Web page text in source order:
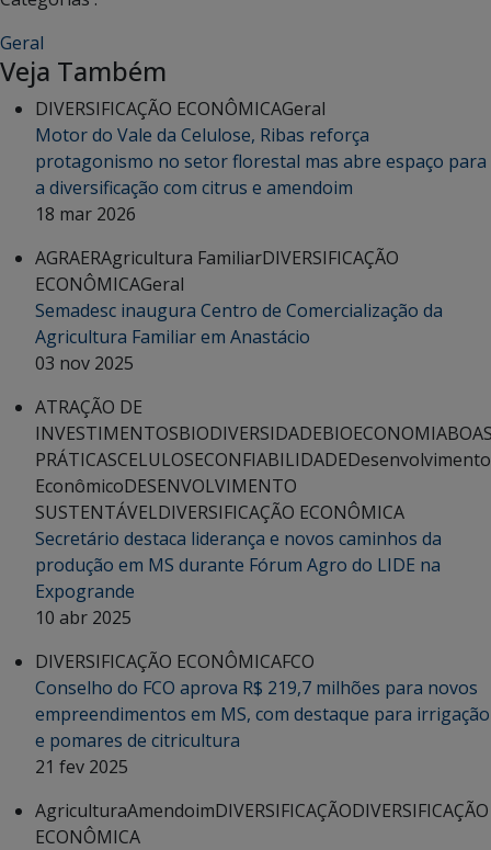
Geral
Veja Também
DIVERSIFICAÇÃO ECONÔMICAGeral
Motor do Vale da Celulose, Ribas reforça
protagonismo no setor florestal mas abre espaço para
a diversificação com citrus e amendoim
18 mar 2026
AGRAERAgricultura FamiliarDIVERSIFICAÇÃO
ECONÔMICAGeral
Semadesc inaugura Centro de Comercialização da
Agricultura Familiar em Anastácio
03 nov 2025
ATRAÇÃO DE
INVESTIMENTOSBIODIVERSIDADEBIOECONOMIA
PRÁTICASCELULOSECONFIABILIDADEDesenvolvimento
EconômicoDESENVOLVIMENTO
SUSTENTÁVELDIVERSIFICAÇÃO ECONÔMICA
Secretário destaca liderança e novos caminhos da
produção em MS durante Fórum Agro do LIDE na
Expogrande
10 abr 2025
DIVERSIFICAÇÃO ECONÔMICAFCO
Conselho do FCO aprova R$ 219,7 milhões para novos
empreendimentos em MS, com destaque para irrigação
e pomares de citricultura
21 fev 2025
AgriculturaAmendoimDIVERSIFICAÇÃODIVERSIFICAÇÃO
ECONÔMICA